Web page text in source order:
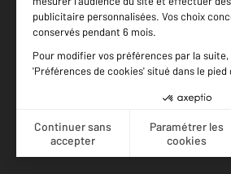
Votre agence
Achat